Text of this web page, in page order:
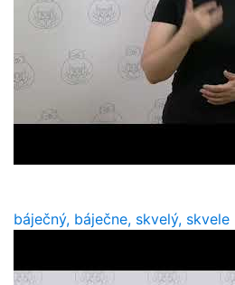
báječný, báječne, skvelý, skvele